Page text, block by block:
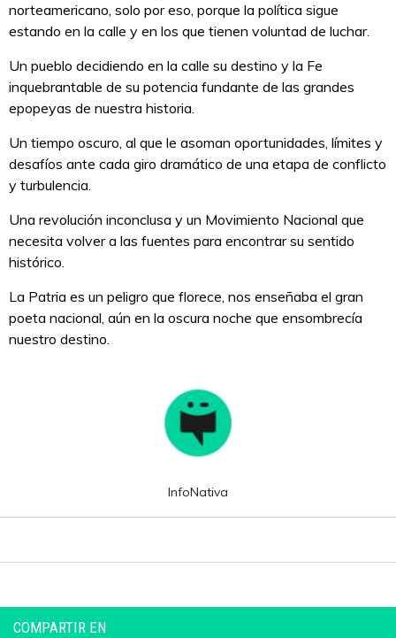
norteamericano, solo por eso, porque la política sigue
estando en la calle y en los que tienen voluntad de luchar.
Un pueblo decidiendo en la calle su destino y la Fe
inquebrantable de su potencia fundante de las grandes
epopeyas de nuestra historia.
Un tiempo oscuro, al que le asoman oportunidades, límites y
desafíos ante cada giro dramático de una etapa de conflicto
y turbulencia.
Una revolución inconclusa y un Movimiento Nacional que
necesita volver a las fuentes para encontrar su sentido
histórico.
La Patria es un peligro que florece, nos enseñaba el gran
poeta nacional, aún en la oscura noche que ensombrecía
nuestro destino.
InfoNativa
COMPARTIR EN